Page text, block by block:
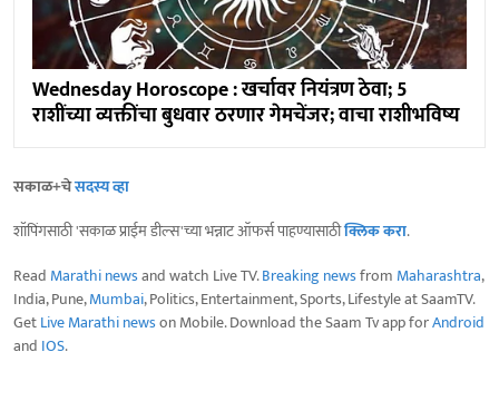
Wednesday Horoscope : खर्चावर नियंत्रण ठेवा; 5
राशींच्या व्यक्तींचा बुधवार ठरणार गेमचेंजर; वाचा राशीभविष्य
सकाळ+चेसदस्य व्हा
शॉपिंगसाठी 'सकाळ प्राईम डील्स'च्या भन्नाट ऑफर्स पाहण्यासाठीक्लिक करा.
Read Marathi newsand watch Live TV.Breaking newsfrom Maharashtra,
India, Pune,Mumbai, Politics, Entertainment, Sports, Lifestyle at SaamTV.
GetLive Marathi newson Mobile. Download the Saam Tv app forAndroid
and IOS.